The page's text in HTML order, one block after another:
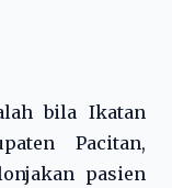
bila Ikatan
Pacitan,
pasien